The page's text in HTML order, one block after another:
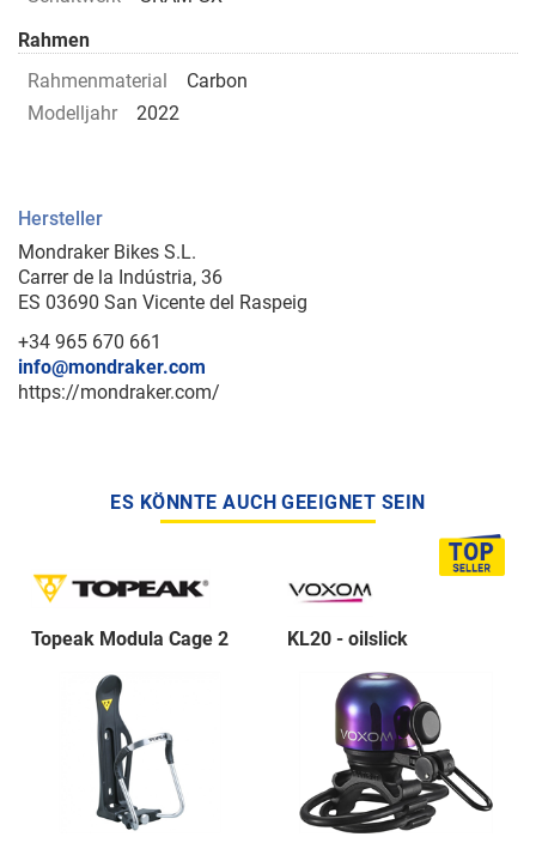
Rahmen
Rahmenmaterial
Carbon
Modelljahr
2022
Hersteller
Mondraker Bikes S.L.
Carrer de la Indústria, 36
ES 03690 San Vicente del Raspeig
+34 965 670 661
info@mondraker.com
https://mondraker.com/
ES KÖNNTE AUCH GEEIGNET SEIN
Topeak Modula Cage 2 KL20 - oilslick